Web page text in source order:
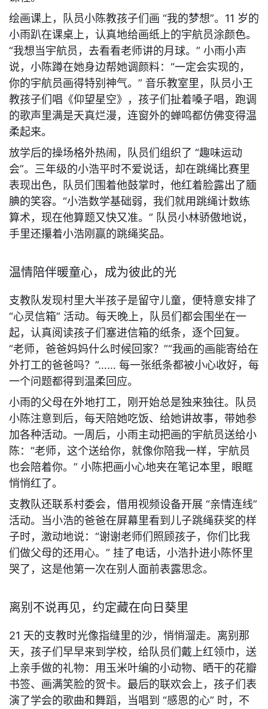
绘画课上，队员小陈教孩子们画 “我的梦想”。11 岁的
小雨趴在课桌上，认真地给画纸上的宇航员涂颜色。
“我想当宇航员，去看看老师讲的月球。” 小雨小声
说，小陈蹲在她身边帮她调颜料：“一定会实现的，
你的宇航员画得特别神气。” 音乐教室里，队员小王
教孩子们唱《仰望星空》，孩子们扯着嗓子唱，跑调
的歌声里满是天真烂漫，连窗外的蝉鸣都仿佛变得温
柔起来。
放学后的操场格外热闹，队员们组织了 “趣味运动
会”。三年级的小浩平时不爱说话，却在跳绳比赛里
表现出色，队员们围着他鼓掌时，他红着脸露出了腼
腆的笑容。“小浩数学基础弱，我们就用跳绳计数练
算术，现在他算题又快又准。” 队员小林骄傲地说，
手里还攥着小浩刚赢的跳绳奖品。
温情陪伴暖童心，成为彼此的光
支教队发现村里大半孩子是留守儿童，便特意安排了
“心灵信箱” 活动。每天晚上，队员们都会围坐在一
起，认真阅读孩子们塞进信箱的纸条，逐个回复。
“老师，爸爸妈妈什么时候回家？”“我画的画能寄给在
外打工的爸爸吗？”…… 每一张纸条都被小心收好，每
一个问题都得到温柔回应。
小雨的父母在外地打工，刚开始总是独来独往。队员
小陈注意到后，每天陪她吃饭、给她讲故事，带她参
加各种活动。一周后，小雨主动把画的宇航员送给小
陈：“老师，这个送给你，就像你陪我一样，宇航员
也会陪着你。” 小陈把画小心地夹在笔记本里，眼眶
悄悄红了。
支教队还联系村委会，借用视频设备开展 “亲情连线”
活动。当小浩的爸爸在屏幕里看到儿子跳绳获奖的样
子时，激动地说：“谢谢老师们照顾孩子，你们比我
们做父母的还用心。” 挂了电话，小浩扑进小陈怀里
哭了，这是他第一次在别人面前表露思念。
离别不说再见，约定藏在向日葵里
21 天的支教时光像指缝里的沙，悄悄溜走。离别那
天，孩子们早早来到学校，给队员们戴上红领巾，送
上亲手做的礼物：用玉米叶编的小动物、晒干的花瓣
书签、画满笑脸的贺卡。最后的联欢会上，孩子们表
演了学会的歌曲和舞蹈，当唱到 “感恩的心” 时，不